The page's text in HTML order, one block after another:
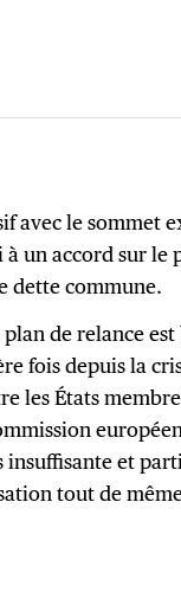
avec le sommet
à un accord sur le
dette commune.
plan de relance
fois depuis la
les États
et
tout de